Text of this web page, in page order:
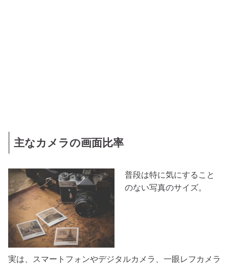
主なカメラの画面比率
普段は特に気にすること
のない写真のサイズ。
実は、スマートフォンやデジタルカメラ、一眼レフカメラ